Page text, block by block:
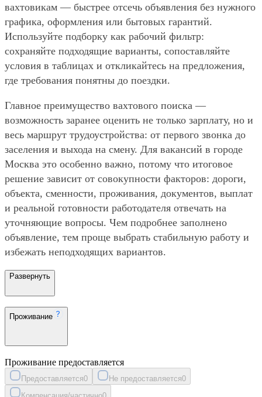
вахтовикам — быстрее отсечь объявления без нужного
графика, оформления или бытовых гарантий.
Используйте подборку как рабочий фильтр:
сохраняйте подходящие варианты, сопоставляйте
условия в таблицах и откликайтесь на предложения,
где требования понятны до поездки.
Главное преимущество вахтового поиска —
возможность заранее оценить не только зарплату, но и
весь маршрут трудоустройства: от первого звонка до
заселения и выхода на смену. Для вакансий в городе
Москва это особенно важно, потому что итоговое
решение зависит от совокупности факторов: дороги,
объекта, сменности, проживания, документов, выплат
и реальной готовности работодателя отвечать на
уточняющие вопросы. Чем подробнее заполнено
объявление, тем проще выбрать стабильную работу и
избежать неподходящих вариантов.
Развернуть
Проживание
Проживание предоставляется
Предоставляется0 Не предоставляется0